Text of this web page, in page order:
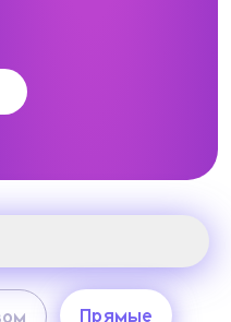
Прямые
до 10 Мб)